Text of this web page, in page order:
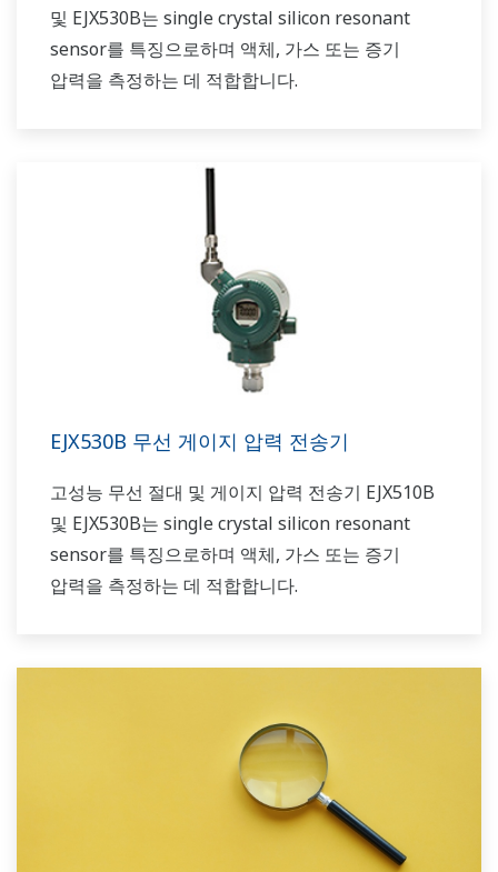
및 EJX530B는 single crystal silicon resonant
sensor를 특징으로하며 액체, 가스 또는 증기
압력을 측정하는 데 적합합니다.
EJX530B 무선 게이지 압력 전송기
고성능 무선 절대 및 게이지 압력 전송기 EJX510B
및 EJX530B는 single crystal silicon resonant
sensor를 특징으로하며 액체, 가스 또는 증기
압력을 측정하는 데 적합합니다.